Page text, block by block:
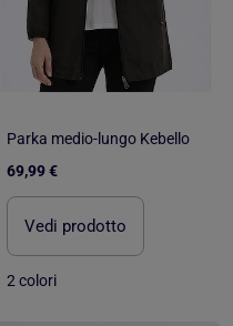
Parka medio-lungo Kebello
69,99 €
Vedi prodotto
2 colori